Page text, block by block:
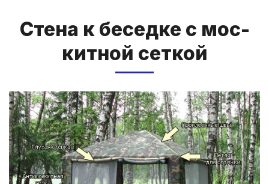
Сте­на к бе­сед­ке с мос­
китной сет­кой